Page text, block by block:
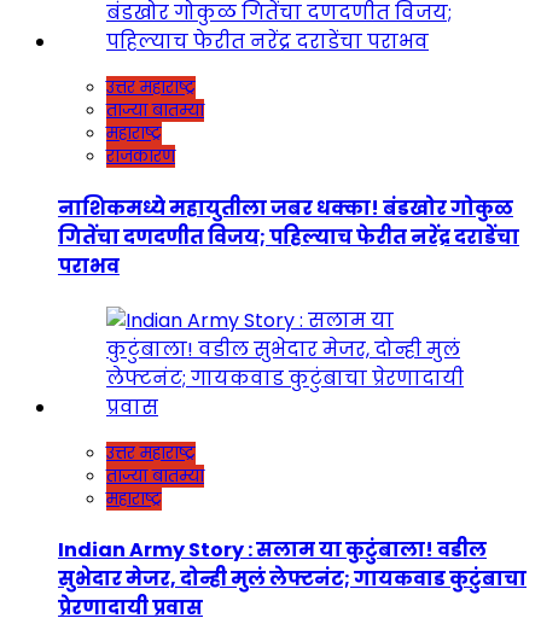
उत्तर महाराष्ट्र
ताज्या बातम्या
महाराष्ट्र
राजकारण
नाशिकमध्ये महायुतीला जबर धक्का! बंडखोर गोकुळ
गितेंचा दणदणीत विजय; पहिल्याच फेरीत नरेंद्र दराडेंचा
पराभव
उत्तर महाराष्ट्र
ताज्या बातम्या
महाराष्ट्र
Indian Army Story : सलाम या कुटुंबाला! वडील
सुभेदार मेजर, दोन्ही मुलं लेफ्टनंट; गायकवाड कुटुंबाचा
प्रेरणादायी प्रवास